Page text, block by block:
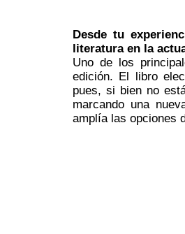
Desde tu
literatura en la
Uno de los
edición. El libro
pues, si bien no
marcando una
amplía las opciones